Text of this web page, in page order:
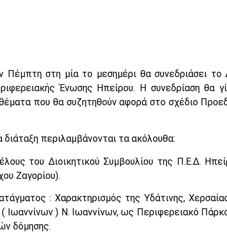
Πέμπτη στη μία το μεσημέρι θα συνεδριάσει το
Ένωσης Ηπείρου. Η συνεδρίαση θα
που θα συζητηθούν αφορά στο σχέδιο
διάταξη περιλαμβάνονται τα ακόλουθα:
του Διοικητικού Συμβουλίου της Π.Ε.Δ.
Ζαγορίου).
: Χαρακτηρισμός της Υδάτινης,
Ιωαννίνων ) Ν. Ιωαννίνων, ως Περιφερειακό
δόμησης.